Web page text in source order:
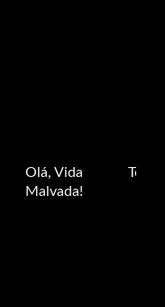
Olá, Vida
Malvada!
Tour